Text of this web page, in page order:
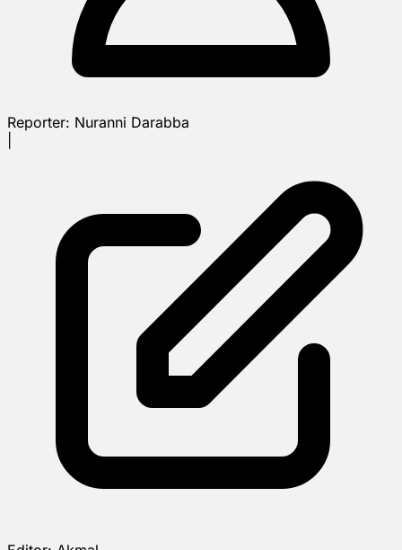
Reporter: Nuranni Darabba